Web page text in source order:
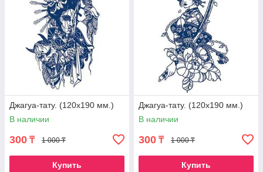
Джагуа-тату. (120х190 мм.)
В наличии
300 ₸ 1 000 ₸
Купить
Джагуа-тату. (120х190 мм.)
В наличии
300 ₸ 1 000 ₸
Купить